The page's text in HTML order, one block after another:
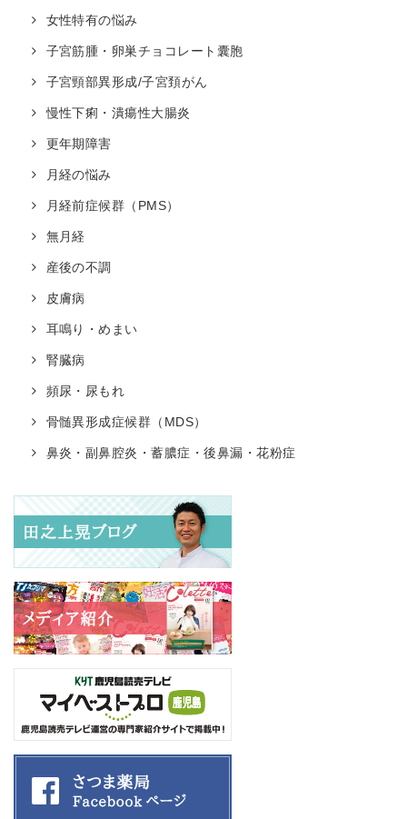
女性特有の悩み
子宮筋腫・卵巣チョコレート囊胞
子宮頸部異形成/子宮頚がん
慢性下痢・潰瘍性大腸炎
更年期障害
月経の悩み
月経前症候群（PMS）
無月経
産後の不調
皮膚病
耳鳴り・めまい
腎臓病
頻尿・尿もれ
骨髄異形成症候群（MDS）
鼻炎・副鼻腔炎・蓄膿症・後鼻漏・花粉症